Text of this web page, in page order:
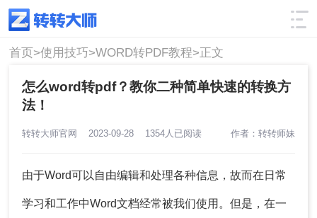
使用技巧 筛选
首页>使用技巧>WORD转PDF教程>正文
怎么word转pdf？教你二种简单快速的转换方
法！
转转大师官网 2023-09-28 1354人已阅读 作者：转转师妹
由于Word可以自由编辑和处理各种信息，故而在日常
学习和工作中Word文档经常被我们使用。但是，在一